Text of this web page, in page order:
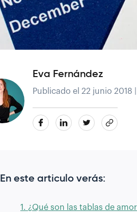
Eva Fernández
Publicado el 22 junio
En este articulo verás:
1. ¿Qué son las tablas de